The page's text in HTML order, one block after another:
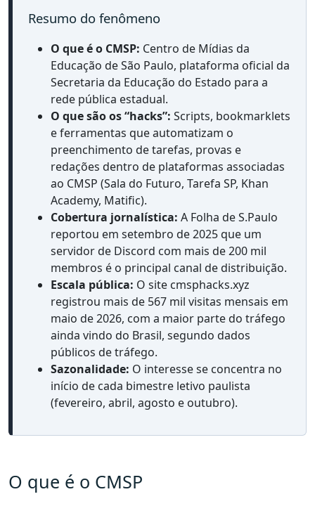
Resumo do fenômeno
O que é o CMSP: Centro de Mídias da
Educação de São Paulo, plataforma oficial da
Secretaria da Educação do Estado para a
rede pública estadual.
O que são os “hacks”: Scripts, bookmarklets
e ferramentas que automatizam o
preenchimento de tarefas, provas e
redações dentro de plataformas associadas
ao CMSP (Sala do Futuro, Tarefa SP, Khan
Academy, Matific).
Cobertura jornalística: A Folha de S.Paulo
reportou em setembro de 2025 que um
servidor de Discord com mais de 200 mil
membros é o principal canal de distribuição.
Escala pública: O site cmsphacks.xyz
registrou mais de 567 mil visitas mensais em
maio de 2026, com a maior parte do tráfego
ainda vindo do Brasil, segundo dados
públicos de tráfego.
Sazonalidade: O interesse se concentra no
início de cada bimestre letivo paulista
(fevereiro, abril, agosto e outubro).
O que é o CMSP